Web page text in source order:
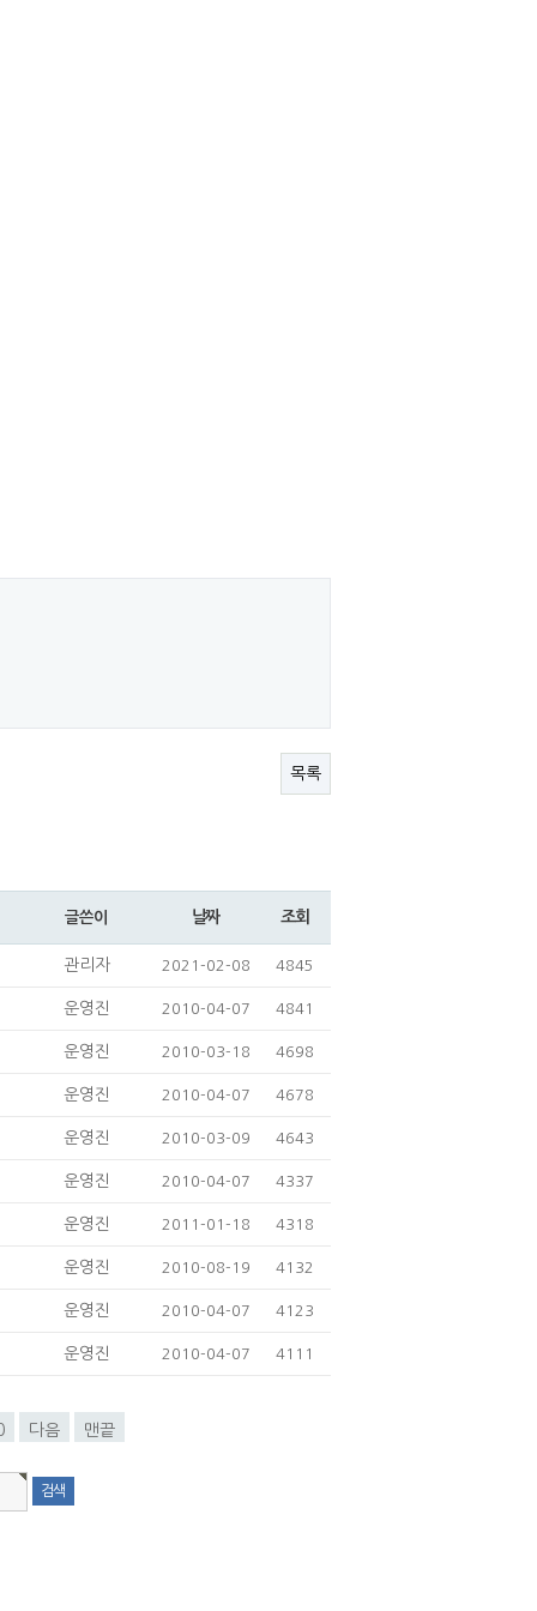
목록
글쓴이 날짜 조회
관리자 2021-02-08 4845
운영진 2010-04-07 4841
운영진 2010-03-18 4698
운영진 2010-04-07 4678
운영진 2010-03-09 4643
운영진 2010-04-07 4337
운영진 2011-01-18 4318
운영진 2010-08-19 4132
운영진 2010-04-07 4123
운영진 2010-04-07 4111
다음 맨끝